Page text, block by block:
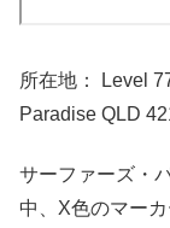
所在地： Level
Paradise QLD
サーファーズ・
中、X色のマー